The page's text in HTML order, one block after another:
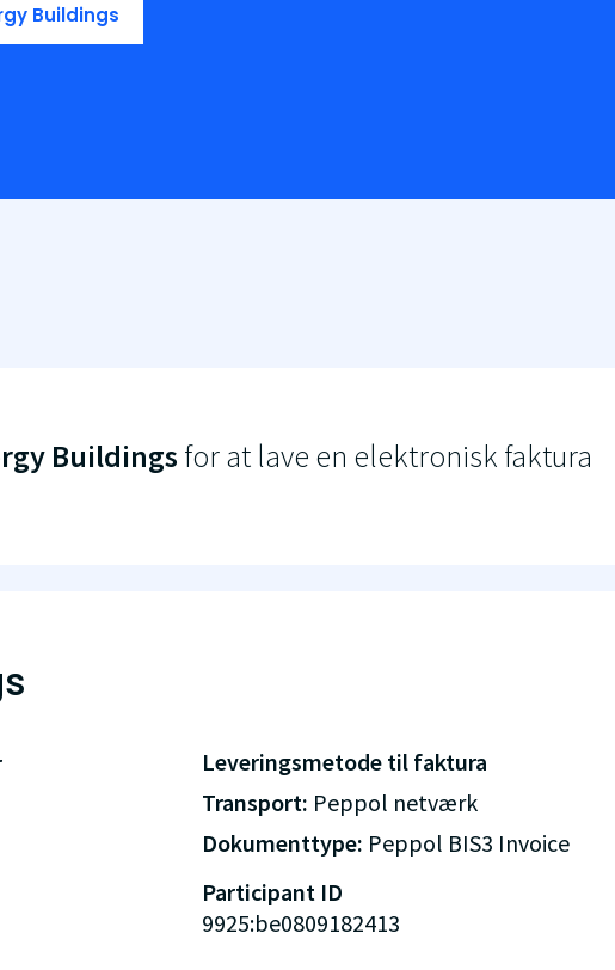
Buildings
Buildings for at lave en elektronisk faktura
Leveringsmetode til faktura
Transport: Peppol netværk
Dokumenttype: Peppol BIS3 Invoice
Participant ID
9925:be0809182413